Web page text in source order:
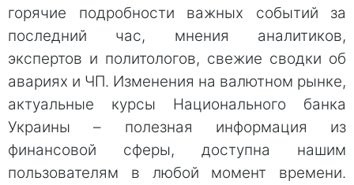
горячие подробности важных событий за
последний час, мнения аналитиков,
экспертов и политологов, свежие сводки об
авариях и ЧП. Изменения на валютном рынке,
актуальные курсы Национального банка
Украины – полезная информация из
финансовой сферы, доступна нашим
пользователям в любой момент времени.